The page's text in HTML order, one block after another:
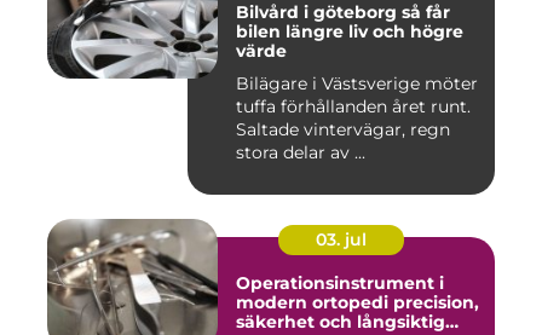
Bilvård i göteborg så får
bilen längre liv och högre
värde
Bilägare i Västsverige möter
tuffa förhållanden året runt.
Saltade vintervägar, regn
stora delar av ...
03. jul
Operationsinstrument i
modern ortopedi precision,
säkerhet och långsiktig